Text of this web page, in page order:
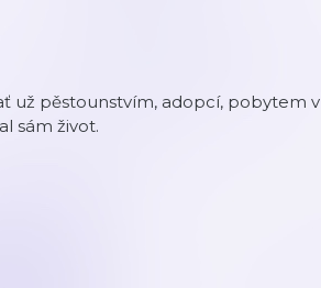
už pěstounstvím, adopcí, pobytem v
sám život.